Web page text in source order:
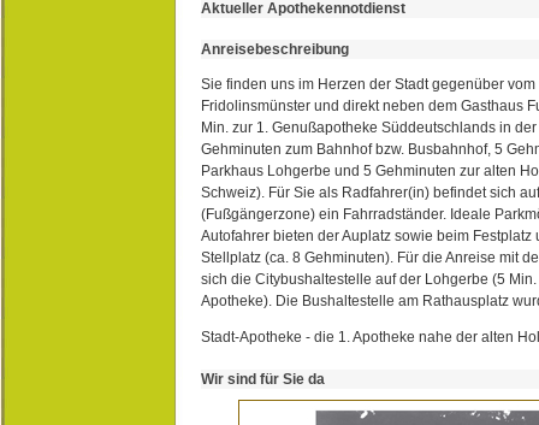
Aktueller Apothekennotdienst
Anreisebeschreibung
Sie finden uns im Herzen der Stadt gegenüber
Fridolinsmünster und direkt neben dem Gasthaus
Min. zur 1. Genußapotheke Süddeutschlands in
Gehminuten zum Bahnhof bzw. Busbahnhof, 5
Parkhaus Lohgerbe und 5 Gehminuten zur alten
Schweiz). Für Sie als Radfahrer(in) befindet sich
(Fußgängerzone) ein Fahrradständer. Ideale
Autofahrer bieten der Auplatz sowie beim Festplatz
Stellplatz (ca. 8 Gehminuten). Für die Anreise mit
sich die Citybushaltestelle auf der Lohgerbe (5
Apotheke). Die Bushaltestelle am Rathausplatz
Stadt-Apotheke - die 1. Apotheke nahe der alten
Wir sind für Sie da